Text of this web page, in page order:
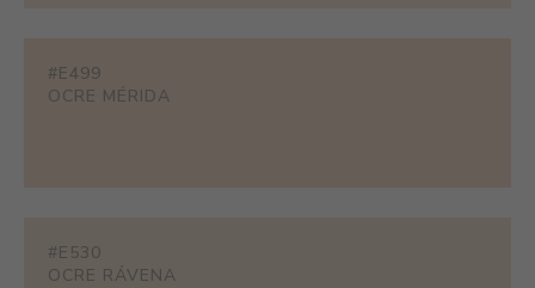
#E499
OCRE MÉRIDA
#E530
OCRE RÁVENA